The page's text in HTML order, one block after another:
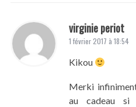
virginie periot
1 février 2017 à 18:54
Kikou
Merki
au cadeau si